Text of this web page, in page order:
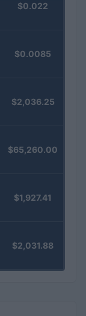
$0.022
$0.0085
$2,036.25
$65,260.00
$1,927.41
$2,031.88